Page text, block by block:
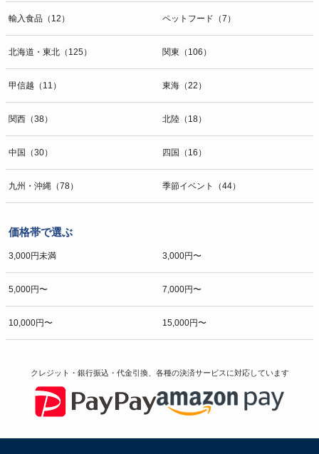
輸入食品（12） ペットフード（7）
北海道・東北（125） 関東（106）
甲信越（11） 東海（22）
関西（38） 北陸（18）
中国（30） 四国（16）
九州・沖縄（78） 季節イベント（44）
価格帯で選ぶ
3,000円未満 3,000円〜
5,000円〜 7,000円〜
10,000円〜 15,000円〜
クレジット・銀行振込・代金引換、各種の決済サービスに対応しています